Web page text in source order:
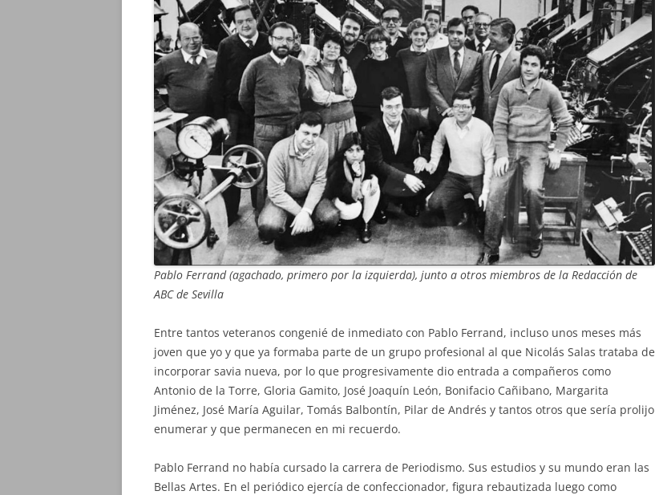
Pablo Ferrand (agachado, primero por la izquierda), junto a otros miembros de la Redacción de
ABC de Sevilla
Entre tantos veteranos congenié de inmediato con Pablo Ferrand, incluso unos meses más
joven que yo y que ya formaba parte de un grupo profesional al que Nicolás Salas trataba de
incorporar savia nueva, por lo que progresivamente dio entrada a compañeros como
Antonio de la Torre, Gloria Gamito, José Joaquín León, Bonifacio Cañibano, Margarita
Jiménez, José María Aguilar, Tomás Balbontín, Pilar de Andrés y tantos otros que sería prolijo
enumerar y que permanecen en mi recuerdo.
Pablo Ferrand no había cursado la carrera de Periodismo. Sus estudios y su mundo eran las
Bellas Artes. En el periódico ejercía de confeccionador, figura rebautizada luego como